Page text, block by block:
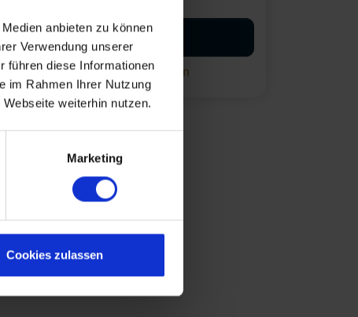
anbieten zu können
Verwendung unserer
führen diese Informationen
im Rahmen Ihrer Nutzung
weiterhin nutzen.
Marketing
Cookies zulassen
Buchung starten
Suchagent einrichten